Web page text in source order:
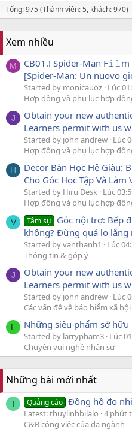
Tổng: 975 (Thành viên: 5, khách: 970)
Xem nhiều
M
CB01.! Spider-Man
[Spider-Man: Un nuovo
Started by monicauoz Lúc
Hợp đồng và phụ lục hợp
J
Obtain your new
Learners permit with us
Started by john andrew Lúc
Hợp đồng và phụ lục hợp
H
Decor Bàn Học Hệ Giàu:
Cho Góc Học Tập Và Làm
Started by Hiru Desk Lúc
Hợp đồng và phụ lục hợp
V Tâm sự Góc nội trợ: Bếp
không? Đừng quá lo lắng
Started by vanthanh1 Lúc
Thông tin & góp ý
J
Obtain your new
Learners permit with us
Started by john andrew Lúc
Các vấn đề về bảo hiểm xã hội
L Những siêu phẩm sở
Started by larrypham3 Lúc
Chuyện vui nghề nhân sự
Những bài mới nhất
T Quảng cáo Đồng hồ đo
Latest: thuylinhbilalo 4 phút
C&B công việc của đa ngành